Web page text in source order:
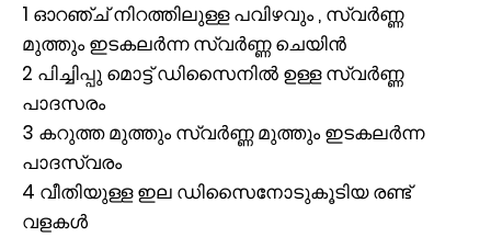
1 ഓറഞ്ച് നിറത്തിലുള്ള പവിഴവും , സ്വർണ്ണ
മുത്തും ഇടകലർന്ന സ്വർണ്ണ ചെയിൻ
2 പിച്ചിപ്പു മൊട്ട് ഡിസൈനിൽ ഉള്ള സ്വർണ്ണ
പാദസരം
3 കറുത്ത മുത്തും സ്വർണ്ണ മുത്തും ഇടകലർന്ന
പാദസ്വരം
4 വീതിയുള്ള ഇല ഡിസൈനോടുകൂടിയ രണ്ട്
വളകൾ